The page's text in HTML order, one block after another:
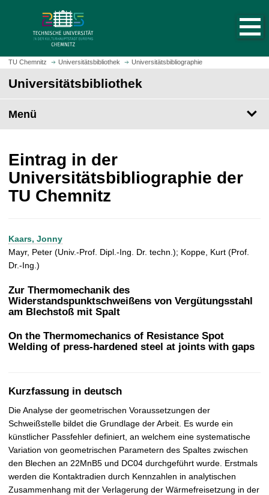
z
m
t
e
i
t
u
f
r
u
TU Chemnitz Universitätsbibliothek Universitätsbibliographie
Universitätsbibliothek
Menü
Eintrag in der
Universitätsbibliographie der
TU Chemnitz
Kaars, Jonny
Mayr, Peter (Univ.-Prof. Dipl.-Ing. Dr. techn.); Koppe, Kurt (Prof.
Dr.-Ing.)
Zur Thermomechanik des
Widerstandspunktschweißens von Vergütungsstahl
am Blechstoß mit Spalt
On the Thermomechanics of Resistance Spot
Welding of press-hardened steel at joints with gaps
Kurzfassung in deutsch
Die Analyse der geometrischen Voraussetzungen der
Schweißstelle bildet die Grundlage der Arbeit. Es wurde ein
künstlicher Passfehler definiert, an welchem eine systematische
Variation von geometrischen Parametern des Spaltes zwischen
den Blechen an 22MnB5 und DC04 durchgeführt wurde. Erstmals
werden die Kontaktradien durch Kennzahlen in analytischen
Zusammenhang mit der Verlagerung der Wärmefreisetzung in der